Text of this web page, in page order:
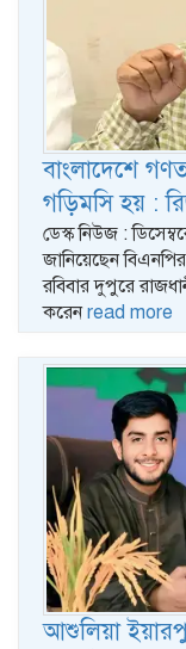
বাংলাদেশে
গড়িমসি হয় :
ডেস্ক নিউজ :
জানিয়েছেন
রবিবার দুপুরে
করেনread more
আশুলিয়া